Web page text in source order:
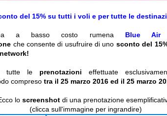
del 15% su tutti i voli e per tutte le
a basso costo rumena Blue Air
che consente di usufruire di uno sconto del
tutte le prenotazioni effettuate
compreso tra il 25 marzo 2016 ed il 25 marzo
lo screenshot di una prenotazione
(clicca sull'immagine per ingrandire)